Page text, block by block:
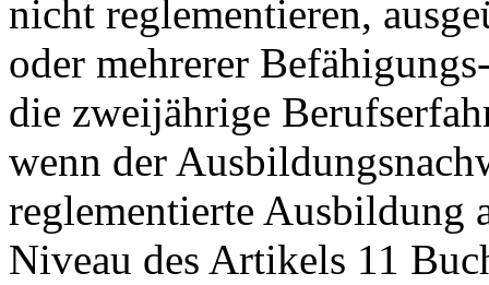
nicht reglementieren,
oder mehrerer
die zweijährige
wenn der
reglementierte Ausbildung
Niveau des Artikels 11